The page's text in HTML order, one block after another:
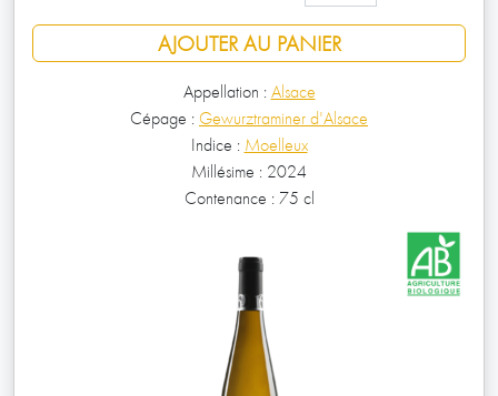
AJOUTER AU PANIER
Appellation : Alsace
Cépage : Gewurztraminer d'Alsace
Indice : Moelleux
Millésime : 2024
Contenance :75 cl